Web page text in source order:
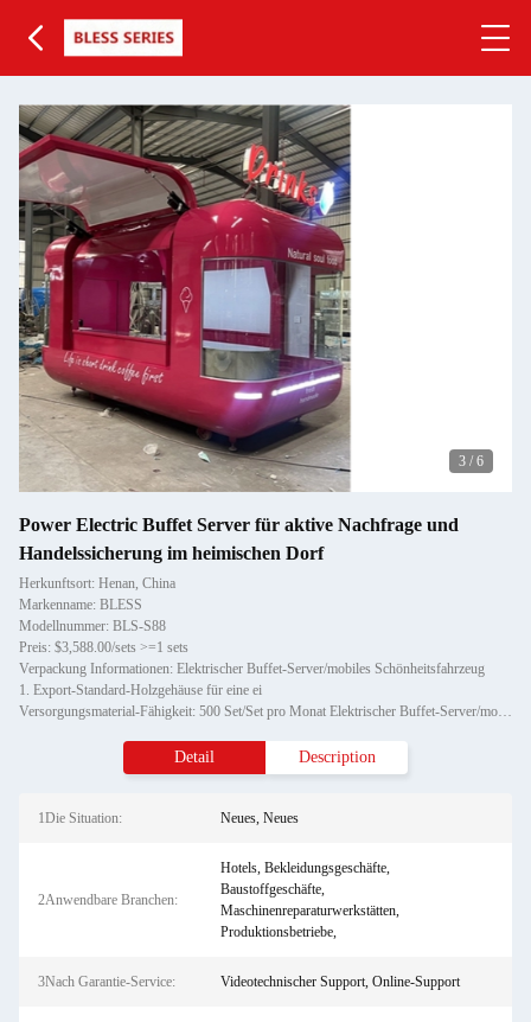
3 / 6
Power Electric Buffet Server für aktive Nachfrage und
Handelssicherung im heimischen Dorf
Herkunftsort: Henan, China
Markenname: BLESS
Modellnummer: BLS-S88
Preis: $3,588.00/sets >=1 sets
Verpackung Informationen: Elektrischer Buffet-Server/mobiles Schönheitsfahrzeug
1. Export-Standard-Holzgehäuse für eine ei
Versorgungsmaterial-Fähigkeit: 500 Set/Set pro Monat Elektrischer Buffet-Server/mobiles Schönheitsfahrzeug
Detail Description
1Die Situation: Neues, Neues
2Anwendbare Branchen:
Hotels, Bekleidungsgeschäfte,
Baustoffgeschäfte,
Maschinenreparaturwerkstätten,
Produktionsbetriebe,
3Nach Garantie-Service: Videotechnischer Support, Online-Support